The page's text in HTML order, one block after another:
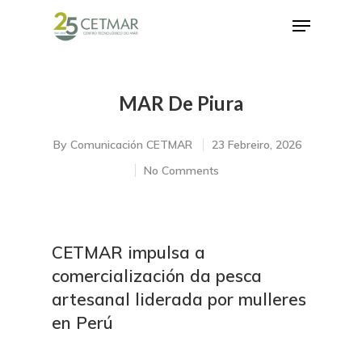
Hit enter to search or ESC to close
MAR De Piura
By Comunicación CETMAR
23 Febreiro, 2026
No Comments
CETMAR impulsa a
comercialización da pesca
artesanal liderada por mulleres
en Perú